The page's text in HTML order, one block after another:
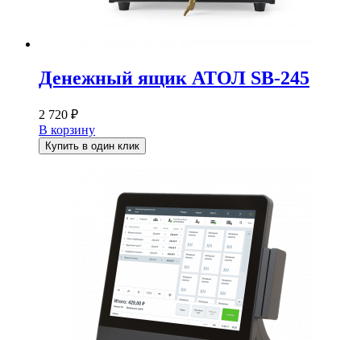
Денежный ящик АТОЛ SB-245
2 720 ₽
В корзину
Купить в один клик